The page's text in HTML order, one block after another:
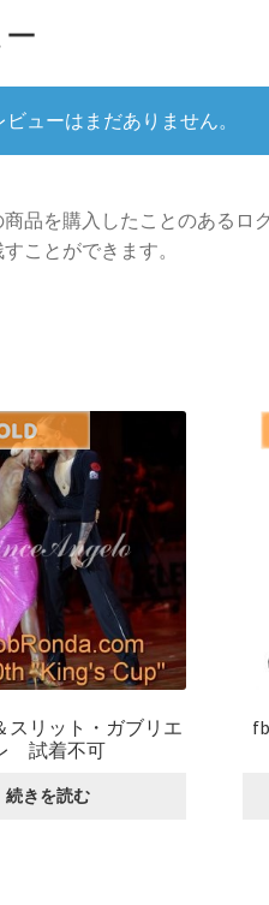
ビューはまだありません。
品を購入したことのあるロ
ことができます。
スリット・ガブリエ
試着不可
続きを読む